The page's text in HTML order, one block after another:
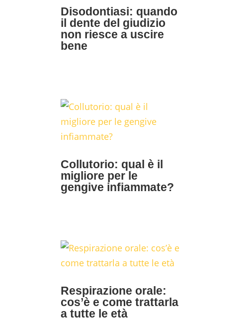
Disodontiasi: quando
il dente del giudizio
non riesce a uscire
bene
Collutorio: qual è il
migliore per le
gengive infiammate?
Respirazione orale:
cos’è e come trattarla
a tutte le età